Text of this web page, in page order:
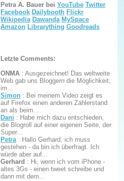
Petra A. Bauer bei YouTube Twitter
Facebook Dailybooth Flickr
Wikipedia Dawanda MySpace
Amazon Librarything Goodreads
Letzte Comments:
ONMA : Ausgezeichnet! Das weltweite
Web gab uns Bloggern die Möglichkeit,
im...
Simon : Bei meinem Video zeigt es
auf Firefox einen anderen Zählerstand
an als beim...
Dani : Habe mich dazu entschieden,
die Blogroll auf einer eigenen Seite, der
Super...
Petra : Hallo Gerhard, ich muss
gestehen - da bin ich überfragt. Ich
würde aber auf...
Gerhard : Hi, wenn ich vom iPhone -
altes 3Gs - einen tweet schreibe und
dann mit dem...